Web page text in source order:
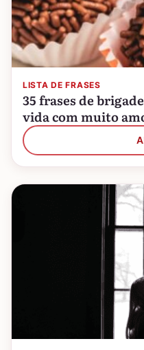
LISTA DE FRASES
35 frases de
vida com muito